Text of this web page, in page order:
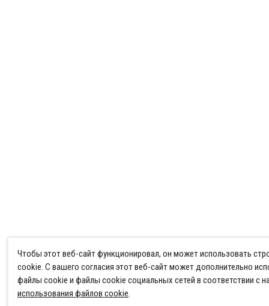
Чтобы этот веб-сайт функционировал, он может использовать
cookie. С вашего согласия этот веб-сайт может дополнительно
файлы cookie и файлы cookie социальных сетей в соответствии с
использования файлов cookie